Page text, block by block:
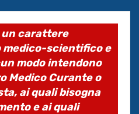
carattere
scientifico e
modo intendono
Medico Curante o
ai quali bisogna
e ai quali